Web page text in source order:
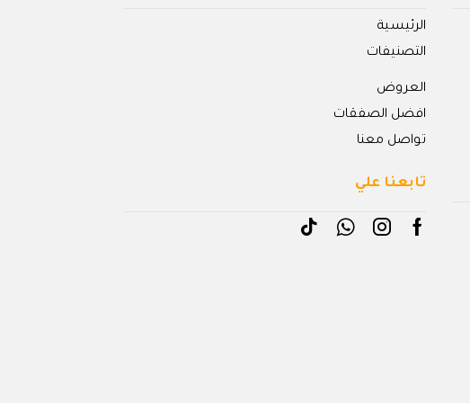
الرئيسية
التصنيفات
العروض
افضل الصفقات
تواصل معنا
تابعنا علي